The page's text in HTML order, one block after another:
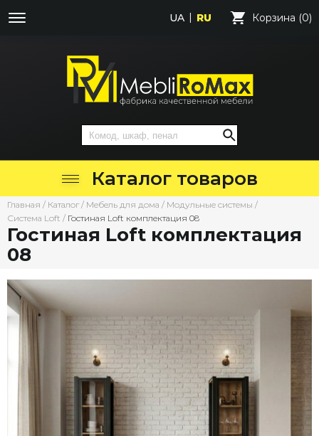
UA RU Корзина (0)
Каталог товаров
Главная / Каталог / Мебель для дома / Модульные системы /
Система Loft / Гостиная Loft комплектация 08
Гостиная Loft комплектация
08